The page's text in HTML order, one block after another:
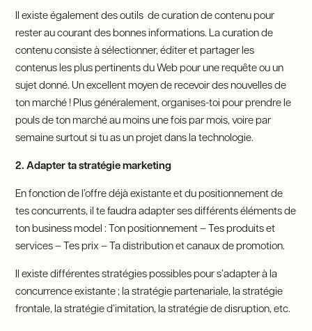
Il existe également des outils de curation de contenu pour
rester au courant des bonnes informations. La curation de
contenu consiste à sélectionner, éditer et partager les
contenus les plus pertinents du Web pour une requête ou un
sujet donné. Un excellent moyen de recevoir des nouvelles de
ton marché ! Plus généralement, organises-toi pour prendre le
pouls de ton marché au moins une fois par mois, voire par
semaine surtout si tu as un projet dans la technologie.
2. Adapter ta stratégie marketing
En fonction de l’offre déjà existante et du positionnement de
tes concurrents, il te faudra adapter ses différents éléments de
ton business model : Ton positionnement – Tes produits et
services – Tes prix – Ta distribution et canaux de promotion.
Il existe différentes stratégies possibles pour s’adapter à la
concurrence existante ; la stratégie partenariale, la stratégie
frontale, la stratégie d’imitation, la stratégie de disruption, etc.